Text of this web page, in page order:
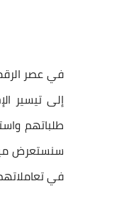
في عصر
إلى تيسير
طلباتهم
سنستعرض
في